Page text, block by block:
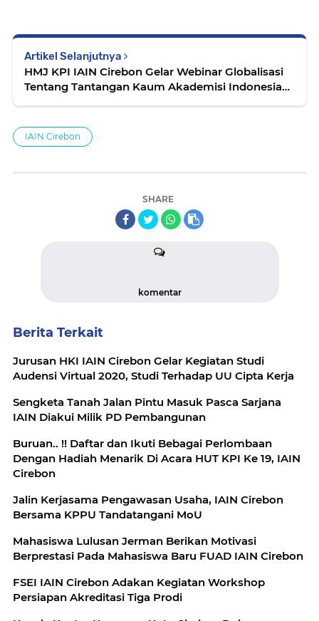
Artikel Selanjutnya
HMJ KPI IAIN Cirebon Gelar Webinar Globalisasi
Tentang Tantangan Kaum Akademisi Indonesia
IAIN Cirebon
SHARE
komentar
Berita Terkait
Jurusan HKI IAIN Cirebon Gelar Kegiatan Studi
Audensi Virtual 2020, Studi Terhadap UU Cipta Kerja
Sengketa Tanah Jalan Pintu Masuk Pasca Sarjana
IAIN Diakui Milik PD Pembangunan
Buruan.. !! Daftar dan Ikuti Bebagai Perlombaan
Dengan Hadiah Menarik Di Acara HUT KPI Ke 19, IAIN
Cirebon
Jalin Kerjasama Pengawasan Usaha, IAIN Cirebon
Bersama KPPU Tandatangani MoU
Mahasiswa Lulusan Jerman Berikan Motivasi
Berprestasi Pada Mahasiswa Baru FUAD IAIN Cirebon
FSEI IAIN Cirebon Adakan Kegiatan Workshop
Persiapan Akreditasi Tiga Prodi